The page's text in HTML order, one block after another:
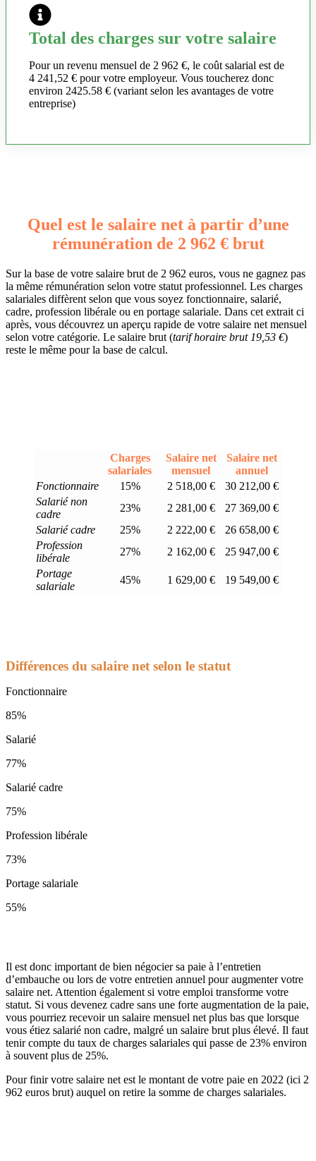
Total des charges sur votre salaire
Pour un revenu mensuel de 2 962 €, le coût salarial est de
4 241,52 € pour votre employeur. Vous toucherez donc
environ 2425.58 € (variant selon les avantages de votre
entreprise)
Quel est le salaire net à partir d’une
rémunération de 2 962 € brut
Sur la base de votre salaire brut de 2 962 euros, vous ne gagnez pas
la même rémunération selon votre statut professionnel. Les charges
salariales diffèrent selon que vous soyez fonctionnaire, salarié,
cadre, profession libérale ou en portage salariale. Dans cet extrait ci
après, vous découvrez un aperçu rapide de votre salaire net mensuel
selon votre catégorie. Le salaire brut (tarif horaire brut 19,53 €)
reste le même pour la base de calcul.
Charges
salariales
Salaire net
mensuel
Salaire net
annuel
Fonctionnaire
15% 2 518,00 €
30 212,00 €
Salarié non
cadre
23% 2 281,00 €
27 369,00 €
Salarié cadre
25% 2 222,00 €
26 658,00 €
Profession
libérale
27% 2 162,00 €
25 947,00 €
Portage
salariale
45% 1 629,00 € 19 549,00 €
Différences du salaire net selon le statut
Fonctionnaire
85%
Salarié
77%
Salarié cadre
75%
Profession libérale
73%
Portage salariale
55%
Il est donc important de bien négocier sa paie à l’entretien
d’embauche ou lors de votre entretien annuel pour augmenter votre
salaire net. Attention également si votre emploi transforme votre
statut. Si vous devenez cadre sans une forte augmentation de la paie,
vous pourriez recevoir un salaire mensuel net plus bas que lorsque
vous étiez salarié non cadre, malgré un salaire brut plus élevé. Il faut
tenir compte du taux de charges salariales qui passe de 23% environ
à souvent plus de 25%.
Pour finir votre salaire net est le montant de votre paie en 2022 (ici 2
962 euros brut) auquel on retire la somme de charges salariales.